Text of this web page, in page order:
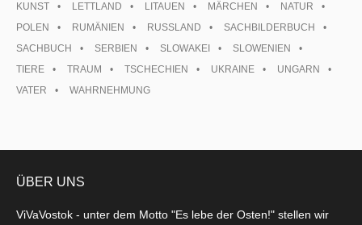
KUNST
LETTLAND LITAUEN MÄRCHEN
NATUR
POLEN
RUMÄNIEN RUSSLAND
SACHBILDERBUCH
SACHBUCH
SERBIEN SLOWAKEI
SLOWENIEN
TIERE
TRAUM TSCHECHIEN UKRAINE
UNGARN
VATER
WAHRNEHMUNG
ÜBER UNS
ViVaVostok - unter dem Motto "Es lebe der Osten!" stellen wir